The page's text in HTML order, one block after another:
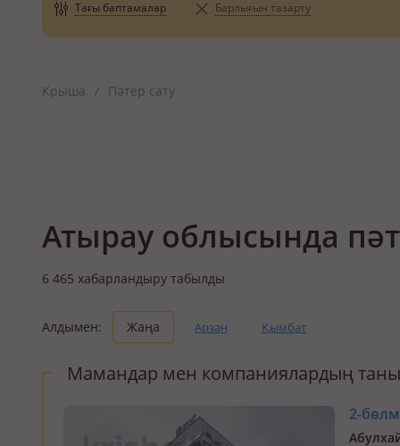
Тағы баптамалар Барлығын тазарту
Крыша / Пәтер сату
Атырау облысында
6 465 хабарландыру табылды
Алдымен: Жаңа Арзан Қымбат
Мамандар мен компаниялардың
2-